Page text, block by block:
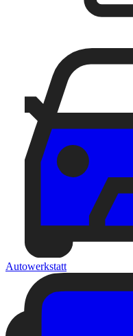
Autowerkstatt